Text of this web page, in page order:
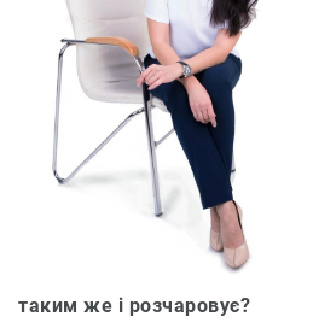
таким же і розчаровує?